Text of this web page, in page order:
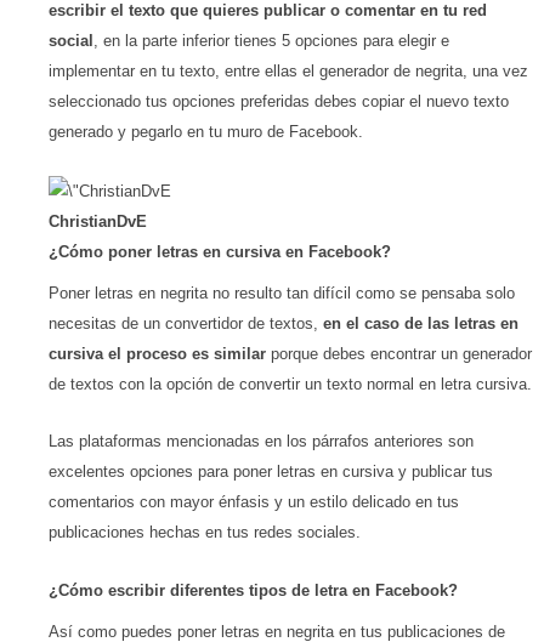
escribir el texto que quieres publicar o comentar en tu red
social , en la parte inferior tienes 5 opciones para elegir e
implementar en tu texto, entre ellas el generador de negrita, una vez
seleccionado tus opciones preferidas debes copiar el nuevo texto
generado y pegarlo en tu muro de Facebook.
ChristianDvE
¿Cómo poner letras en cursiva en Facebook?
Poner letras en negrita no resulto tan difícil como se pensaba solo
necesitas de un convertidor de textos, en el caso de las letras en
cursiva el proceso es similar porque debes encontrar un generador
de textos con la opción de convertir un texto normal en letra cursiva.
Las plataformas mencionadas en los párrafos anteriores son
excelentes opciones para poner letras en cursiva y publicar tus
comentarios con mayor énfasis y un estilo delicado en tus
publicaciones hechas en tus redes sociales.
¿Cómo escribir diferentes tipos de letra en Facebook?
Así como puedes poner letras en negrita en tus publicaciones de